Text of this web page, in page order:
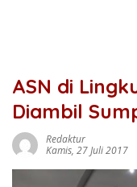
ASN di
Diambil
Redaktur
Kamis, 27 Juli 2017